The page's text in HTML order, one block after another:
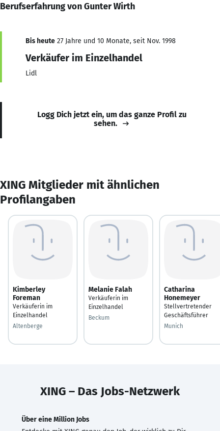
Berufserfahrung von Gunter Wirth
Bis heute 27 Jahre und 10 Monate, seit Nov. 1998
Verkäufer im Einzelhandel
Lidl
Logg Dich jetzt ein, um das ganze Profil zu
sehen.
XING Mitglieder mit ähnlichen
Profilangaben
Kimberley
Foreman
Verkäuferin im
Einzelhandel
Altenberge
Melanie Falah
Verkäuferin im
Einzelhandel
Beckum
Catharina
Honemeyer
Stellvertretender
Geschäftsführer
Munich
XING – Das Jobs-Netzwerk
Über eine Million Jobs